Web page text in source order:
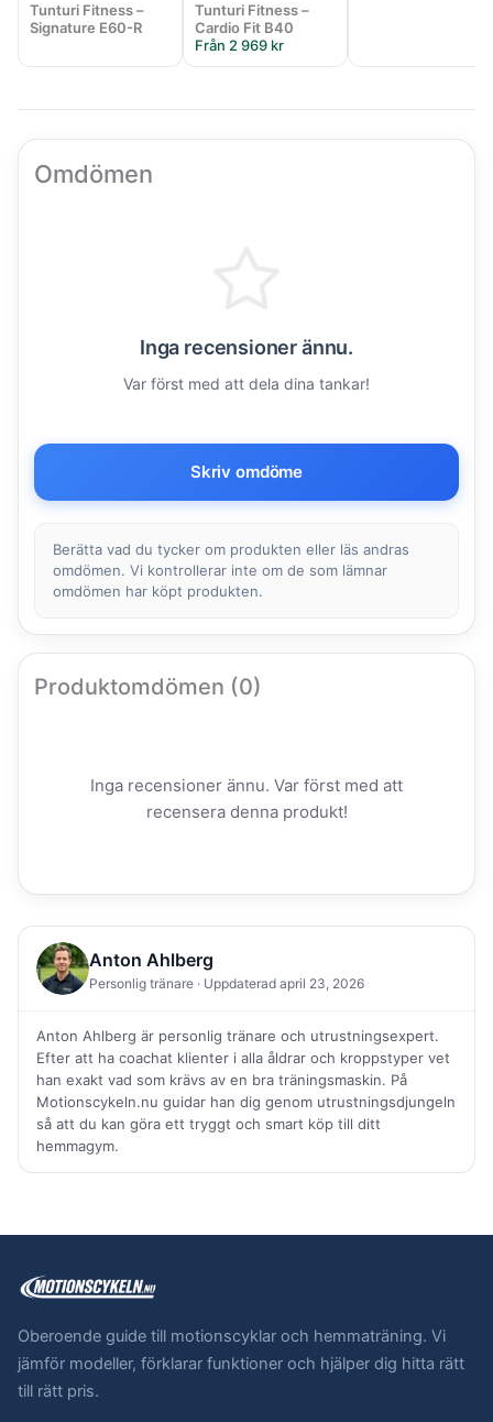
Tunturi Fitness –
Signature E60-R
Tunturi Fitness –
Cardio Fit B40
Från 2 969 kr
Omdömen
Inga recensioner ännu.
Var först med att dela dina tankar!
Skriv omdöme
Berätta vad du tycker om produkten eller läs andras
omdömen. Vi kontrollerar inte om de som lämnar
omdömen har köpt produkten.
Produktomdömen (0)
Inga recensioner ännu. Var först med att
recensera denna produkt!
Anton Ahlberg
Personlig tränare · Uppdaterad april 23, 2026
Anton Ahlberg är personlig tränare och utrustningsexpert.
Efter att ha coachat klienter i alla åldrar och kroppstyper vet
han exakt vad som krävs av en bra träningsmaskin. På
Motionscykeln.nu guidar han dig genom utrustningsdjungeln
så att du kan göra ett tryggt och smart köp till ditt
hemmagym.
Oberoende guide till motionscyklar och hemmaträning. Vi
jämför modeller, förklarar funktioner och hjälper dig hitta rätt
till rätt pris.